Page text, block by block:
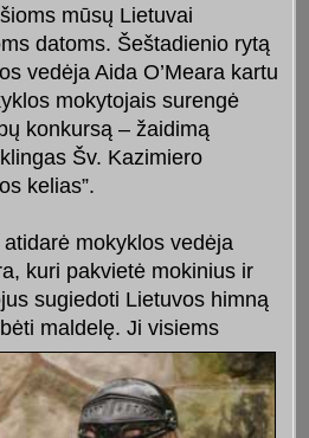
mūsų Lietuvai
datoms. Šeštadienio rytą
vedėja Aida O’Meara kartu
mokytojais surengė
konkursą – žaidimą
Šv. Kazimiero
kelias”.
atidarė mokyklos vedėja
kuri pakvietė mokinius ir
sugiedoti Lietuvos himną
maldelę. Ji visiems